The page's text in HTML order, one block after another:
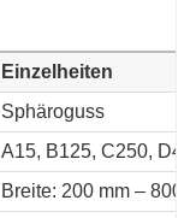
Einzelheiten
Sphäroguss
A15, B125, C250,
Breite: 200 mm – 800